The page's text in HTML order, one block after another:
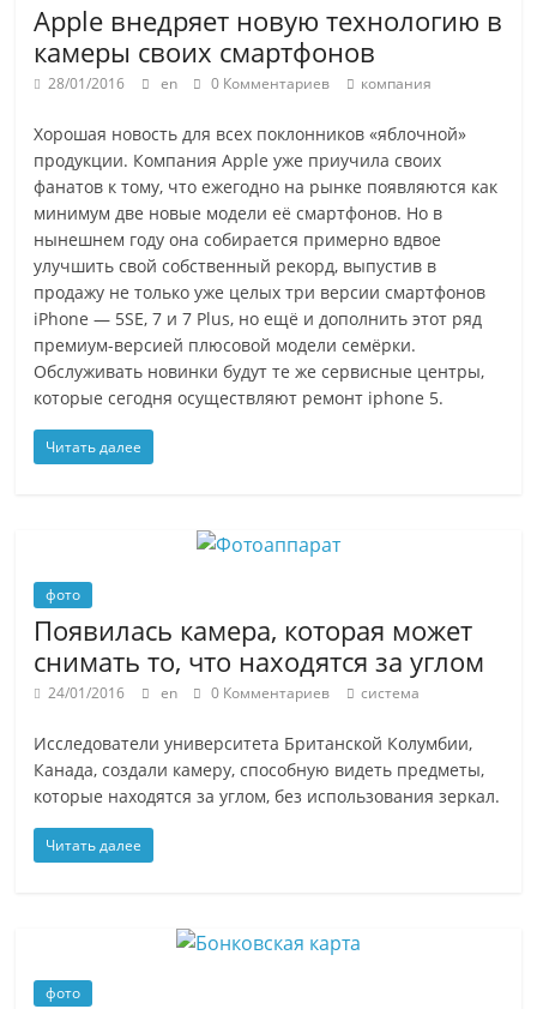
Apple внедряет новую технологию в
камеры своих смартфонов
28/01/2016 en 0 Комментариев компания
Хорошая новость для всех поклонников «яблочной»
продукции. Компания Apple уже приучила своих
фанатов к тому, что ежегодно на рынке появляются как
минимум две новые модели её смартфонов. Но в
нынешнем году она собирается примерно вдвое
улучшить свой собственный рекорд, выпустив в
продажу не только уже целых три версии смартфонов
iPhone — 5SE, 7 и 7 Plus, но ещё и дополнить этот ряд
премиум-версией плюсовой модели семёрки.
Обслуживать новинки будут те же сервисные центры,
которые сегодня осуществляют ремонт iphone 5.
Читать далее
фото
Появилась камера, которая может
снимать то, что находятся за углом
24/01/2016 en 0 Комментариев система
Исследователи университета Британской Колумбии,
Канада, создали камеру, способную видеть предметы,
которые находятся за углом, без использования зеркал.
Читать далее
фото